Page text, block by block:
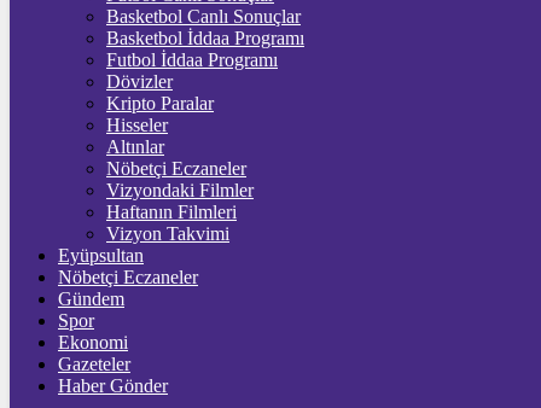
%0,71
BİTCOİN
ETHEREUM
TETHER
Basketbol Canlı Sonuçlar
Basketbol İddaa Programı
Futbol İddaa Programı
Dövizler
Kripto Paralar
Hisseler
Altınlar
Nöbetçi Eczaneler
Vizyondaki Filmler
Haftanın Filmleri
Vizyon Takvimi
Eyüpsultan
Nöbetçi Eczaneler
Gündem
Spor
Ekonomi
Gazeteler
Haber Gönder
20:37 / CHP EYÜPSULTAN İLÇE ÖRGÜTÜ ÜYELERİ